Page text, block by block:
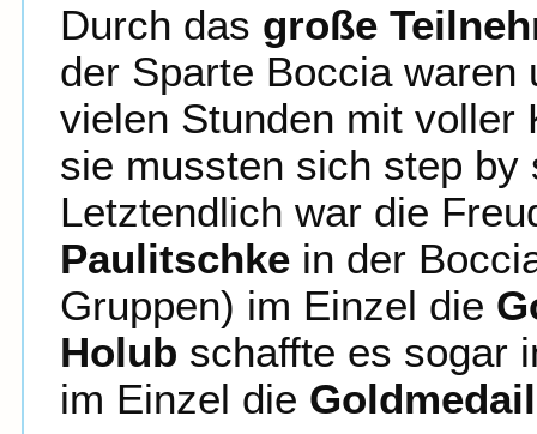
Durch das große
der Sparte Boccia waren
vielen Stunden mit voller
sie mussten sich step
Letztendlich war die
Paulitschke in der
Gruppen) im Einzel die
Holub schaffte es sogar
im Einzel die